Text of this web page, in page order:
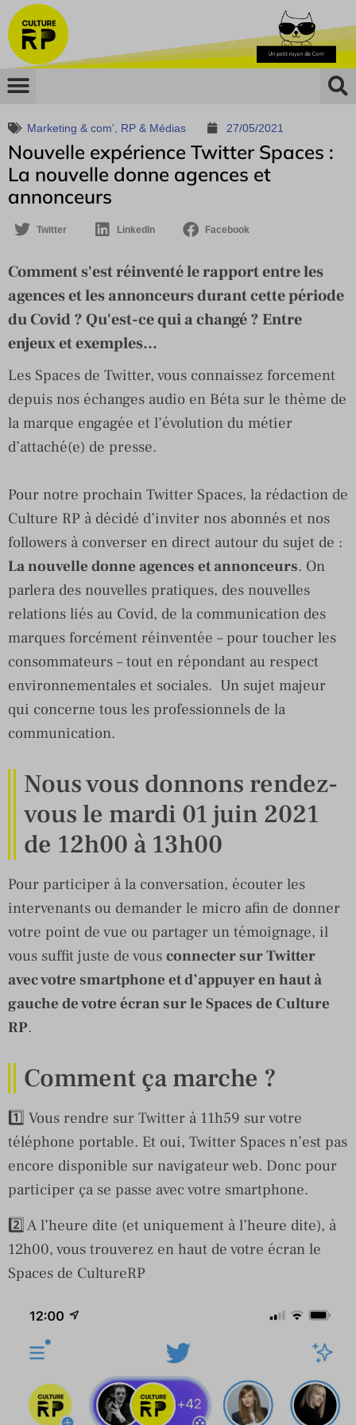
Marketing & com' RP & Médias 27/05/2021
Nouvelle expérience Twitter Spaces :
La nouvelle donne agences et
annonceurs
Twitter LinkedIn Facebook
Comment s'est réinventé le rapport entre les
agences et les annonceurs durant cette période
du Covid ? Qu'est-ce qui a changé ? Entre
enjeux et exemples...
Les Spaces de Twitter, vous connaissez forcement
depuis nos échanges audio en Béta sur le thème de
la marque engagée et l’évolution du métier
d’attaché(e) de presse.
Pour notre prochain Twitter Spaces, la rédaction de
Culture RP à décidé d’inviter nos abonnés et nos
followers à converser en direct autour du sujet de :
La nouvelle donne agences et annonceurs. On
parlera des nouvelles pratiques, des nouvelles
relations liés au Covid, de la communication des
marques forcément réinventée – pour toucher les
consommateurs – tout en répondant au respect
environnementales et sociales. Un sujet majeur
qui concerne tous les professionnels de la
communication.
Nous vous donnons rendez-
vous le mardi 01 juin 2021
de 12h00 à 13h00
Pour participer à la conversation, écouter les
intervenants ou demander le micro afin de donner
votre point de vue ou partager un témoignage, il
vous suffit juste de vous connecter sur Twitter
avec votre smartphone et d’appuyer en haut à
gauche de votre écran sur le Spaces de Culture
RP.
Comment ça marche ?
1️⃣ Vous rendre sur Twitter à 11h59 sur votre
téléphone portable. Et oui, Twitter Spaces n’est pas
encore disponible sur navigateur web. Donc pour
participer ça se passe avec votre smartphone.
2️⃣ A l’heure dite (et uniquement à l’heure dite), à
12h00, vous trouverez en haut de votre écran le
Spaces de CultureRP